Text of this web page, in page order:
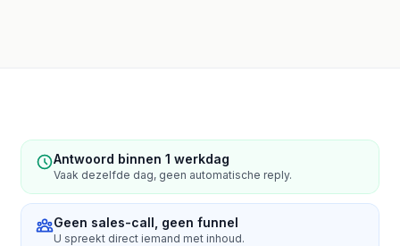
Antwoord binnen 1 werkdag
Vaak dezelfde dag, geen automatische reply.
Geen sales-call, geen funnel
U spreekt direct iemand met inhoud.